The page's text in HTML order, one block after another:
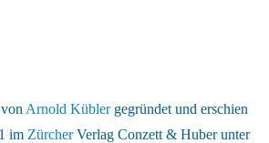
Arnold Küblergegründet und erschien
im ZürcherVerlag Conzett & Huber unter